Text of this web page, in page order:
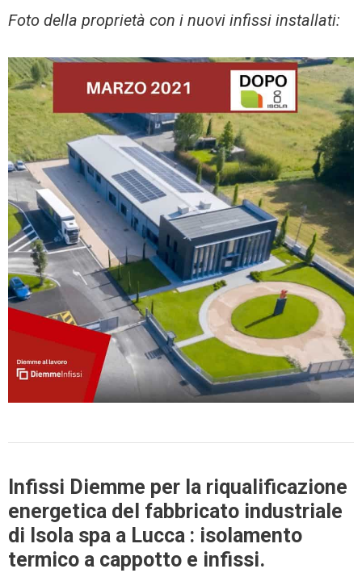
Foto della proprietà con i nuovi infissi installati:
Infissi Diemme per la riqualificazione
energetica del fabbricato industriale
di Isola spa a Lucca : isolamento
termico a cappotto e infissi.